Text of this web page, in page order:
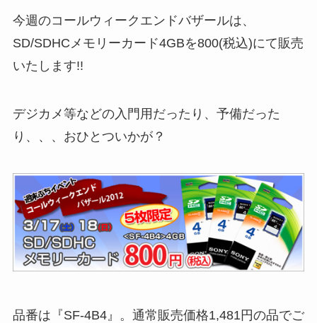
今週のコールウィークエンドバザールは、
SD/SDHCメモリーカード4GBを800(税込)にて販売
いたします!!
デジカメ等などの入門用だったり、予備だった
り、、、おひとついかが？
品番は『SF-4B4』。通常販売価格1,481円の品でご